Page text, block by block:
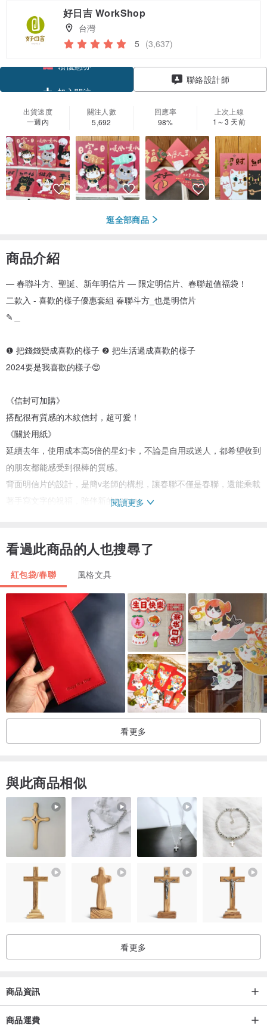
好日吉 WorkShop
台灣
5 (3,637)
聯絡設計師
出貨速度
一週內
關注人數
5,692
回應率
98%
上次上線
1～3 天前
逛全部商品
商品介紹
— 春聯斗方、聖誕、新年明信片 — 限定明信片、春聯超值福袋！
二款入 - 喜歡的樣子優惠套組 春聯斗方_也是明信片
✎＿
❶ 把錢錢變成喜歡的樣子 ❷ 把生活過成喜歡的樣子
2024要是我喜歡的樣子😍
《信封可加購》
搭配很有質感的木紋信封，超可愛！
《關於用紙》
延續去年，使用成本高5倍的星幻卡，不論是自用或送人，都希望收到
的朋友都能感受到很棒的質感。
背面明信片的設計，是簡v老師的構想，讓春聯不僅是春聯，還能乘載
著手寫文字的祝福，陪伴新的2024❤️
www.pinkoi.com/store/haoriji-worksh...
#挑張明信片給朋友 #賀年 #明信片 #春聯
#workshop #簡v的畫盒 #色鉛筆 #好日吉
░░░ 好日吉 WorkShop 春聯插畫明信片 ░░░
尺寸 / 15cmx15cm
製造 / 台灣
插畫 / 簡v的畫盒
閱讀更多
看過此商品的人也搜尋了
紅包袋/春聯 風格文具
看更多
與此商品相似
看更多
商品資訊
商品運費